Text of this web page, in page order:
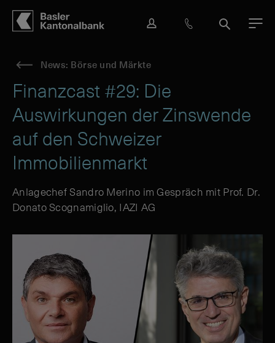
Hauptbereich
Inhalt
navigation
Suche
M
L
i
n
H
K
o
t
S
News: Börse und Märkte
Finanzcast #29: Die
Auswirkungen der Zinswende
auf den Schweizer
Immobilienmarkt
Anlagechef Sandro Merino im Gespräch mit Prof. Dr.
Donato Scognamiglio, IAZI AG